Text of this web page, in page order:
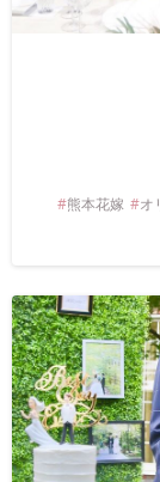
熊本花嫁 オ